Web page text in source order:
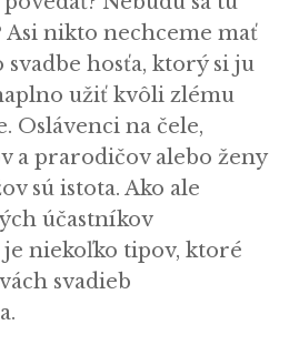
nikto nechceme mať
svadbe hosťa, ktorý si ju
užiť kvôli zlému
Oslávenci na čele,
a prarodičov alebo ženy
sú istota. Ako ale
účastníkov
je niekoľko tipov, ktoré
svadieb